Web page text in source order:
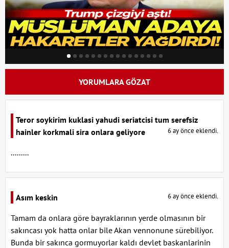
YORUMLARA GÖZAT
Teror soykirim kuklasi yahudi seriatcisi tum serefsiz
hainler korkmali sira onlara geliyore
6 ay önce eklendi.
.........
Asım keskin 6 ay önce eklendi.
Tamam da onlara göre bayraklarının yerde olmasının bir
sakıncası yok hatta onlar bile Akan vennonune sürebiliyor.
Bunda bir sakınca gormuyorlar kaldı devlet baskanlarinin